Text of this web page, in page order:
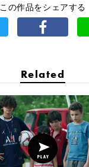
この作品をシェアする
Related